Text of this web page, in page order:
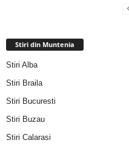
Stiri din Muntenia
Stiri Alba
Stiri Braila
Stiri Bucuresti
Stiri Buzau
Stiri Calarasi